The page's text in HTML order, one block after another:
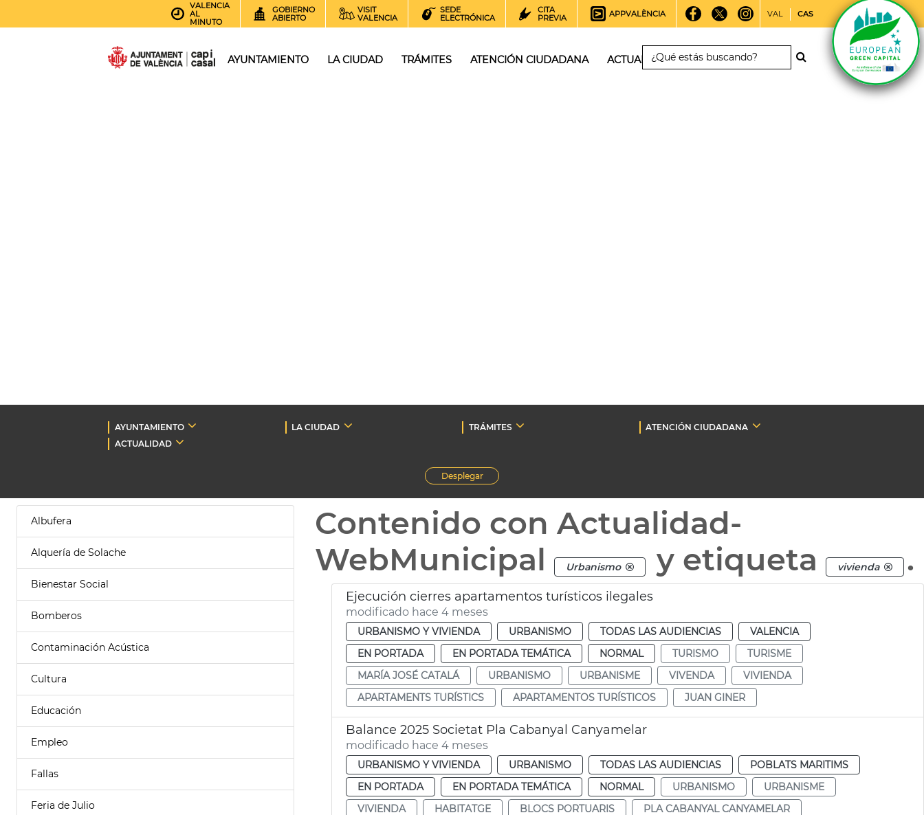
VALENCIA
AL
MINUTO
GOBIERNO
ABIERTO
VISIT
VALENCIA
SEDE
ELECTRÓNICA
CITA
PREVIA
APPVALÈNCIA VAL CAS
AYUNTAMIENTO LA CIUDAD TRÁMITES ATENCIÓN CIUDADANA ACTUALIDAD
AYUNTAMIENTO LA CIUDAD TRÁMITES
ATENCIÓN CIUDADANA
ACTUALIDAD
Desplegar
Albufera
Alquería de Solache
Bienestar Social
Bomberos
Contaminación Acústica
Cultura
Educación
Empleo
Fallas
Feria de Julio
Contenido con Actualidad-
WebMunicipal
Urbanismo y etiqueta vivienda .
Ejecución cierres apartamentos turísticos ilegales
modificado hace 4 meses
URBANISMO Y VIVIENDA URBANISMO TODAS LAS AUDIENCIAS
VALENCIA
EN PORTADA
EN PORTADA TEMÁTICA NORMAL TURISMO
TURISME
MARÍA JOSÉ CATALÁ
URBANISMO URBANISME VIVENDA
VIVIENDA
APARTAMENTS TURÍSTICS
APARTAMENTOS TURÍSTICOS JUAN GINER
Balance 2025 Societat Pla Cabanyal Canyamelar
modificado hace 4 meses
URBANISMO Y VIVIENDA URBANISMO TODAS LAS AUDIENCIAS
POBLATS MARITIMS
EN PORTADA
EN PORTADA TEMÁTICA NORMAL URBANISMO
URBANISME
VIVIENDA
HABITATGE BLOCS PORTUARIS
PLA CABANYAL CANYAMELAR